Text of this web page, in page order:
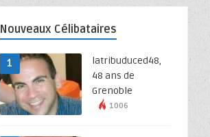
Nouveaux Célibataires
1
latribuduced48,
48 ans de
Grenoble
1006